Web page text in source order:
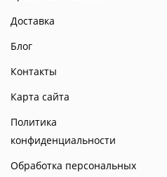
Доставка
Блог
Контакты
Карта сайта
Политика
конфиденциальности
Обработка персональных